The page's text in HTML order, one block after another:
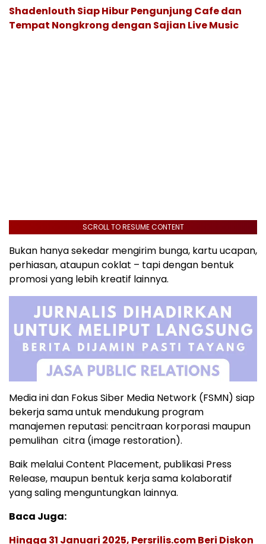
Shadenlouth Siap Hibur Pengunjung Cafe dan
Tempat Nongkrong dengan Sajian Live Music
SCROLL TO RESUME CONTENT
Bukan hanya sekedar mengirim bunga, kartu ucapan,
perhiasan, ataupun coklat – tapi dengan bentuk
promosi yang lebih kreatif lainnya.
Media ini dan Fokus Siber Media Network (FSMN) siap
bekerja sama untuk mendukung program
manajemen reputasi: pencitraan korporasi maupun
pemulihan citra (image restoration).
Baik melalui Content Placement, publikasi Press
Release, maupun bentuk kerja sama kolaboratif
yang saling menguntungkan lainnya.
Baca Juga:
Hingga 31 Januari 2025, Persrilis.com Beri Diskon